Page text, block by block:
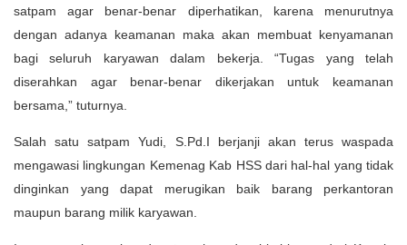
satpam agar benar-benar diperhatikan, karena menurutnya
dengan adanya keamanan maka akan membuat kenyamanan
bagi seluruh karyawan dalam bekerja. “Tugas yang telah
diserahkan agar benar-benar dikerjakan untuk keamanan
bersama,” tuturnya.
Salah satu satpam Yudi, S.Pd.I berjanji akan terus waspada
mengawasi lingkungan Kemenag Kab HSS dari hal-hal yang tidak
dinginkan yang dapat merugikan baik barang perkantoran
maupun barang milik karyawan.